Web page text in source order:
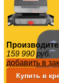
159 990 руб.
добавить в
Купить в